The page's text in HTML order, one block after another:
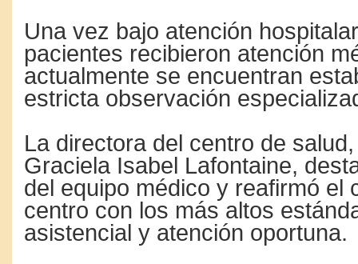
Una vez bajo atención
pacientes recibieron atención
actualmente se encuentran
estricta observación
La directora del centro de
Graciela Isabel Lafontaine,
del equipo médico y reafirmó el
centro con los más altos
asistencial y atención oportuna.